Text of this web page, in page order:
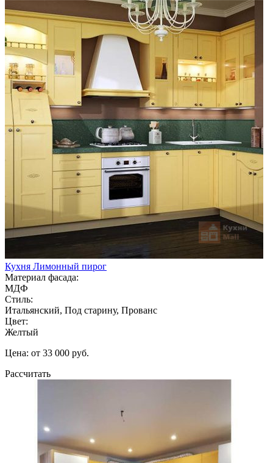
Кухня Лимонный пирог
Материал фасада:
МДФ
Стиль:
Итальянский, Под старину, Прованс
Цвет:
Желтый
Цена: от 33 000 руб.
Рассчитать